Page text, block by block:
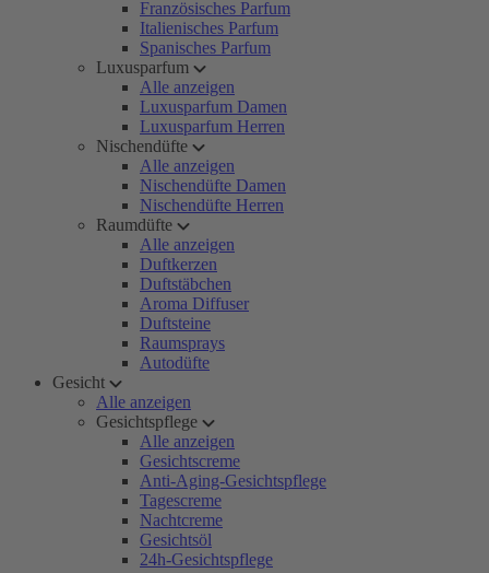
Französisches Parfum
Italienisches Parfum
Spanisches Parfum
Luxusparfum
Alle anzeigen
Luxusparfum Damen
Luxusparfum Herren
Nischendüfte
Alle anzeigen
Nischendüfte Damen
Nischendüfte Herren
Raumdüfte
Alle anzeigen
Duftkerzen
Duftstäbchen
Aroma Diffuser
Duftsteine
Raumsprays
Autodüfte
Gesicht
Alle anzeigen
Gesichtspflege
Alle anzeigen
Gesichtscreme
Anti-Aging-Gesichtspflege
Tagescreme
Nachtcreme
Gesichtsöl
24h-Gesichtspflege